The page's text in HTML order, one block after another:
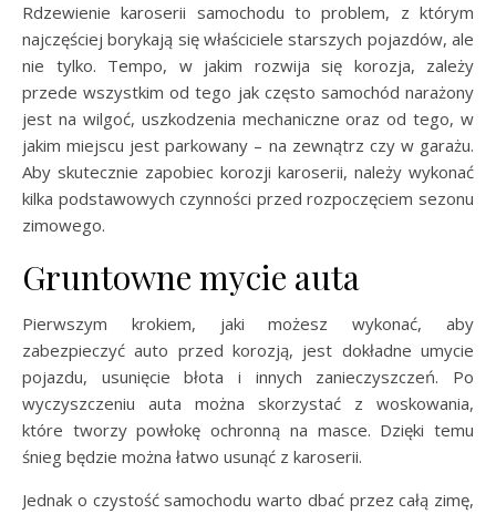
Rdzewienie karoserii samochodu to problem, z którym
najczęściej borykają się właściciele starszych pojazdów, ale
nie tylko. Tempo, w jakim rozwija się korozja, zależy
przede wszystkim od tego jak często samochód narażony
jest na wilgoć, uszkodzenia mechaniczne oraz od tego, w
jakim miejscu jest parkowany – na zewnątrz czy w garażu.
Aby skutecznie zapobiec korozji karoserii, należy wykonać
kilka podstawowych czynności przed rozpoczęciem sezonu
zimowego.
Gruntowne mycie auta
Pierwszym krokiem, jaki możesz wykonać, aby
zabezpieczyć auto przed korozją, jest dokładne umycie
pojazdu, usunięcie błota i innych zanieczyszczeń. Po
wyczyszczeniu auta można skorzystać z woskowania,
które tworzy powłokę ochronną na masce. Dzięki temu
śnieg będzie można łatwo usunąć z karoserii.
Jednak o czystość samochodu warto dbać przez całą zimę,